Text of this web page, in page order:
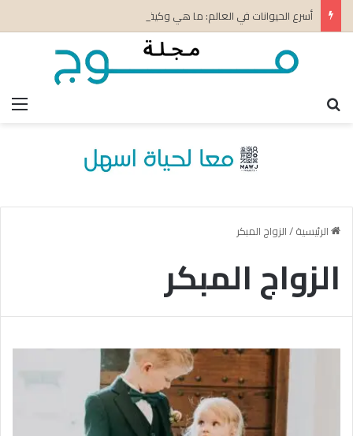
أسرع الحيوانات في العالم: ما هي وكيف تكتسب سرعتها؟
الرئيسية/الزواج المبكر
الزواج المبكر